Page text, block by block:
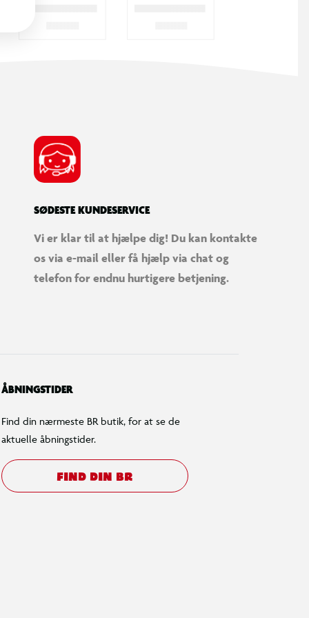
SØDESTE KUNDESERVICE
Vi er klar til at hjælpe dig! Du kan kontakte
os via e-mail eller få hjælp via chat og
telefon for endnu hurtigere betjening.
ÅBNINGSTIDER
Find din nærmeste BR butik, for at se de
aktuelle åbningstider.
FIND DIN BR